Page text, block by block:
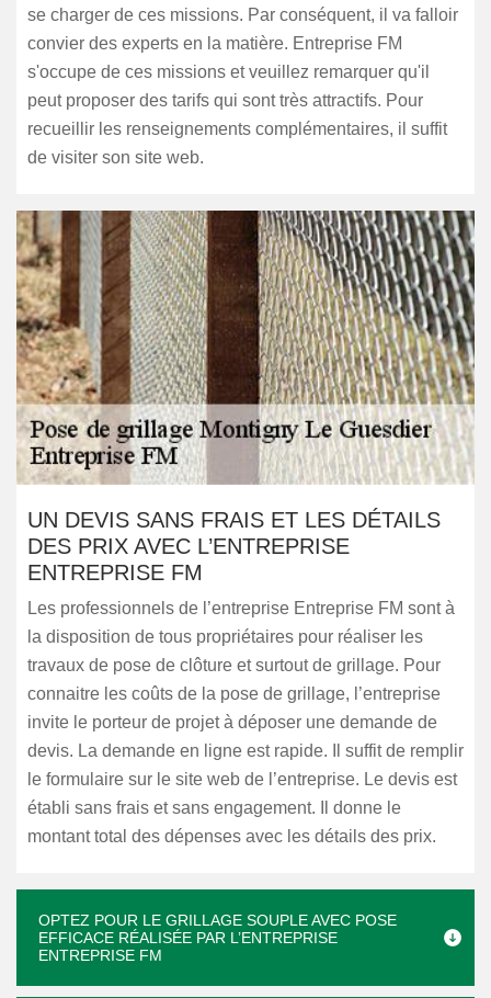
se charger de ces missions. Par conséquent, il va falloir
convier des experts en la matière. Entreprise FM
s'occupe de ces missions et veuillez remarquer qu'il
peut proposer des tarifs qui sont très attractifs. Pour
recueillir les renseignements complémentaires, il suffit
de visiter son site web.
UN DEVIS SANS FRAIS ET LES DÉTAILS
DES PRIX AVEC L’ENTREPRISE
ENTREPRISE FM
Les professionnels de l’entreprise Entreprise FM sont à
la disposition de tous propriétaires pour réaliser les
travaux de pose de clôture et surtout de grillage. Pour
connaitre les coûts de la pose de grillage, l’entreprise
invite le porteur de projet à déposer une demande de
devis. La demande en ligne est rapide. Il suffit de remplir
le formulaire sur le site web de l’entreprise. Le devis est
établi sans frais et sans engagement. Il donne le
montant total des dépenses avec les détails des prix.
OPTEZ POUR LE GRILLAGE SOUPLE AVEC POSE
EFFICACE RÉALISÉE PAR L’ENTREPRISE
ENTREPRISE FM